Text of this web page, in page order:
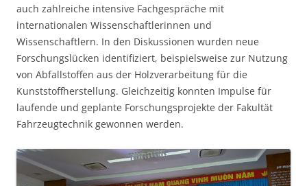
auch zahlreiche intensive Fachgespräche mit
internationalen Wissenschaftlerinnen und
Wissenschaftlern. In den Diskussionen wurden neue
Forschungslücken identifiziert, beispielsweise zur Nutzung
von Abfallstoffen aus der Holzverarbeitung für die
Kunststoffherstellung. Gleichzeitig konnten Impulse für
laufende und geplante Forschungsprojekte der Fakultät
Fahrzeugtechnik gewonnen werden.